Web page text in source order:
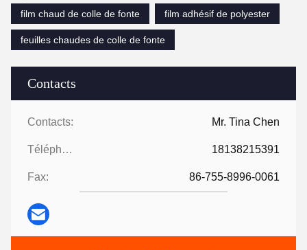
Contacts
Contacts: Mr. Tina Chen
Téléphone: 18138215391
Fax: 86-755-8996-0061
film chaud de colle de fonte
film adhésif de polyester
feuilles chaudes de colle de fonte